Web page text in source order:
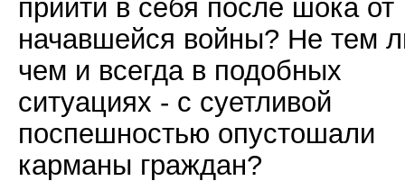
прийти в себя после шока от
начавшейся войны? Не тем
чем и всегда в подобных
ситуациях - с суетливой
поспешностью опустошали
карманы граждан?